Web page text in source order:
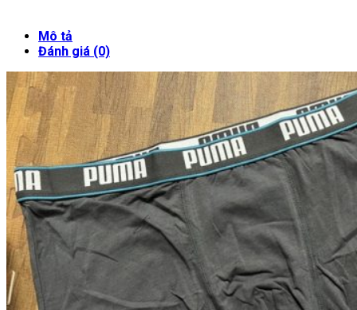
Mô tả
Đánh giá (0)